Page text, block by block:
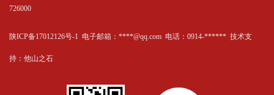
726000
陕ICP备17012126号-1 电子邮箱：****@qq.com 电话：0914-****** 技术支
持： 他山之石